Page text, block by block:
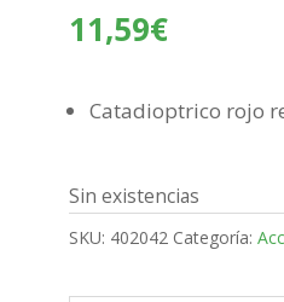
11,59€
Catadioptrico rojo
Sin existencias
SKU: 402042 Categoría: